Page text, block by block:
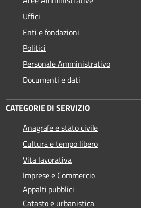
Uffici
Enti e fondazioni
Politici
Personale Amministrativo
Documenti e dati
CATEGORIE DI SERVIZIO
Anagrafe e stato civile
Cultura e tempo libero
Vita lavorativa
Imprese e Commercio
Appalti pubblici
Catasto e urbanistica